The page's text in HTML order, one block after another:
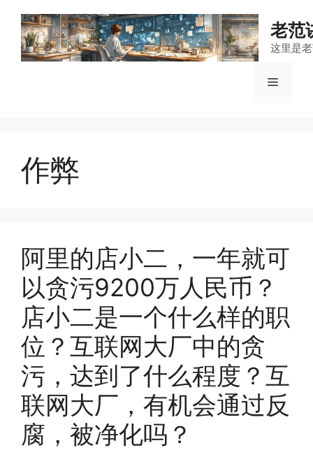
老范
这里是
菜
作弊
阿里的店小二，一年就可
以贪污9200万人民币？
店小二是一个什么样的职
位？互联网大厂中的贪
污，达到了什么程度？互
联网大厂，有机会通过反
腐，被净化吗？